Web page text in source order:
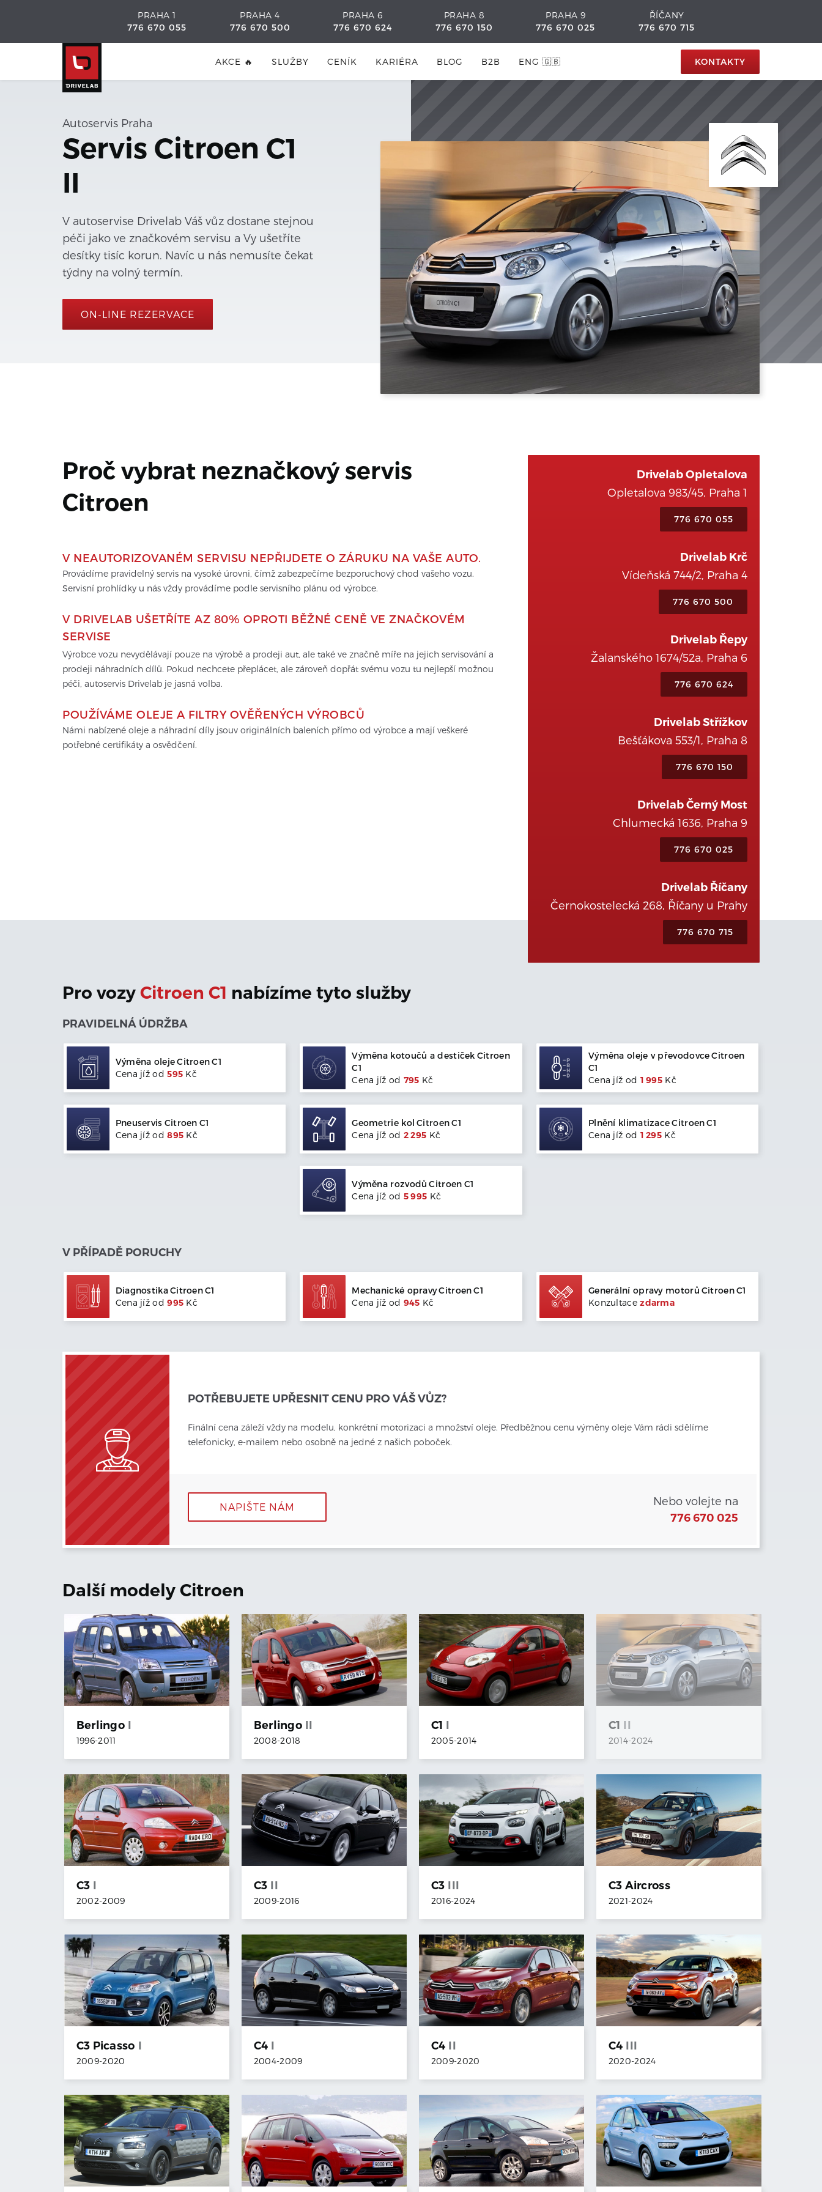
PRAHA 1
776 670 055
PRAHA 4
776 670 500
PRAHA 6
776 670 624
PRAHA 8
776 670 150
PRAHA 9
776 670 025
ŘÍČANY
776 670 715
AKCE 🔥 SLUŽBY CENÍK KARIÉRA BLOG B2B ENG 🇬🇧 KONTAKTY
Autoservis Praha
Servis Citroen C1
II
V autoservise Drivelab Váš vůz dostane stejnou
péči jako ve značkovém servisu a Vy ušetříte
desítky tisíc korun. Navíc u nás nemusíte čekat
týdny na volný termín.
ON-LINE REZERVACE
Proč vybrat neznačkový servis
Citroen
V NEAUTORIZOVANÉM SERVISU NEPŘIJDETE O ZÁRUKU NA VAŠE AUTO.
Provádíme pravidelný servis na vysoké úrovni, čímž zabezpečíme bezporuchový chod vašeho vozu.
Servisní prohlídky u nás vždy provádíme podle servisního plánu od výrobce.
V DRIVELAB UŠETŘÍTE AZ 80% OPROTI BĚŽNÉ CENĚ VE ZNAČKOVÉM
SERVISE
Výrobce vozu nevydělávají pouze na výrobě a prodeji aut, ale také ve značně míře na jejich servisování a
prodeji náhradních dílů. Pokud nechcete přeplácet, ale zároveň dopřát svému vozu tu nejlepší možnou
péči, autoservis Drivelab je jasná volba.
POUŽÍVÁME OLEJE A FILTRY OVĚŘENÝCH VÝROBCŮ
Námi nabízené oleje a náhradní díly jsouv originálních baleních přímo od výrobce a mají veškeré
potřebné certifikáty a osvědčení.
Drivelab Opletalova
Opletalova 983/45, Praha 1
776 670 055
Drivelab Krč
Vídeňská 744/2, Praha 4
776 670 500
Drivelab Řepy
Žalanského 1674/52a, Praha 6
776 670 624
Drivelab Střížkov
Bešťákova 553/1, Praha 8
776 670 150
Drivelab Černý Most
Chlumecká 1636, Praha 9
776 670 025
Drivelab Říčany
Černokostelecká 268, Říčany u Prahy
776 670 715
Pro vozy Citroen C1 nabízíme tyto služby
PRAVIDELNÁ ÚDRŽBA
Výměna olejeCitroenC1
Cena jíž od595 Kč
Výměna kotoučů a destiček Citroen
C1
Cena jíž od 795 Kč
Výměna oleje v převodovce Citroen
C1
Cena jíž od 1 995 Kč
Pneuservis Citroen C1
Cena jíž od895 Kč
Geometrie kol CitroenC1
Cena jíž od 2 295 Kč
Plnění klimatizaceCitroen C1
Cena jíž od 1 295 Kč
Výměna rozvodů Citroen C1
Cena jíž od 5 995 Kč
V PŘÍPADĚ PORUCHY
DiagnostikaCitroenC1
Cena jíž od995 Kč
Mechanické opravyCitroen C1
Cena jíž od 945 Kč
Generální opravy motorů CitroenC1
Konzultacezdarma
POTŘEBUJETE UPŘESNIT CENU PRO VÁŠ VŮZ?
Finální cena záleží vždy na modelu, konkrétní motorizaci a množství oleje. Předběžnou cenu výměny oleje Vám rádi sdělíme
telefonicky, e-mailem nebo osobně na jedné z našich poboček.
NAPIŠTE NÁM Nebo volejte na
776 670 025
Další modely Citroen
Berlingo I
1996-2011
Berlingo II
2008-2018
C1 I
2005-2014
C1 II
2014-2024
C3 I
2002-2009
C3 II
2009-2016
C3 III
2016-2024
C3 Aircross
2021-2024
C3 Picasso I
2009-2020
C4 I
2004-2009
C4 II
2009-2020
C4 III
2020-2024